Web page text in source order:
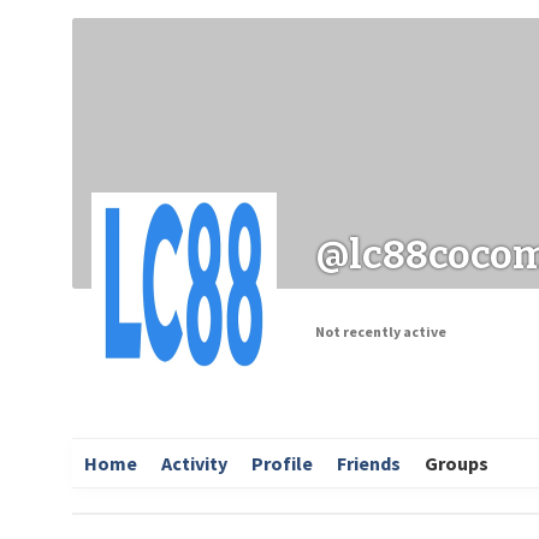
Заходи
Not recently active
Home Activity Profile Friends Groups